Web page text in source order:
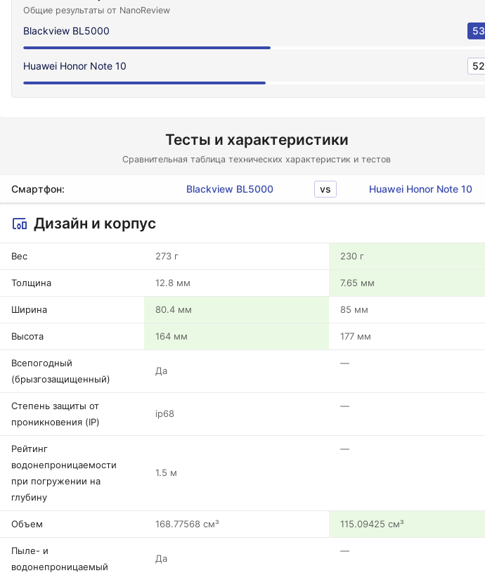
Общие результаты от NanoReview
Blackview BL5000 53
Huawei Honor Note 10 52
Тесты и характеристики
Сравнительная таблица технических характеристик и тестов
Смартфон: Blackview BL5000 vs Huawei Honor Note 10
Дизайн и корпус
Вес 273 г 230 г
Толщина 12.8 мм 7.65 мм
Ширина 80.4 мм 85 мм
Высота 164 мм 177 мм
Всепогодный
(брызгозащищенный)
Да
—
Степень защиты от
проникновения (IP)
ip68
—
Рейтинг
водонепроницаемости
при погружении на
глубину
1.5 м
—
Объем 168.77568 см³ 115.09425 см³
Пыле- и
водонепроницаемый
Да
—